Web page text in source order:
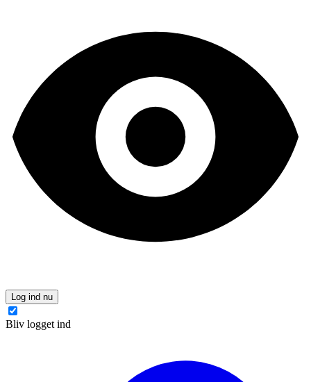
Log ind nu
Bliv logget ind